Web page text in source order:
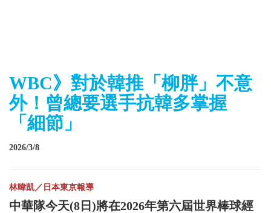
WBC》對於韓推「柳胖」不意
外！曾總要選手抗韓多掌握
「細節」
2026/3/8
林暐凱／日本東京報導
中華隊今天(8日)將在2026年第六屆世界棒球經